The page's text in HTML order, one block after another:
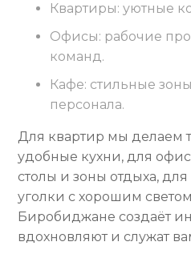
Квартиры: уютные
Офисы: рабочие
команд.
Кафе: стильные
персонала.
Для квартир мы делаем
удобные кухни, для
столы и зоны отдыха,
уголки с хорошим
Биробиджане создаёт
вдохновляют и служат